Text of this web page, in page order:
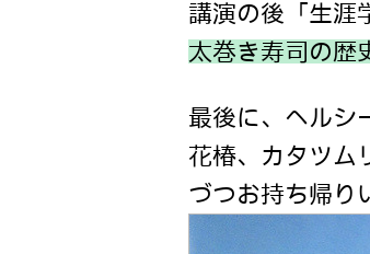
講演の後「生涯
太巻き寿司の歴
最後に、ヘルシ
花椿、カタツム
づつお持ち帰り